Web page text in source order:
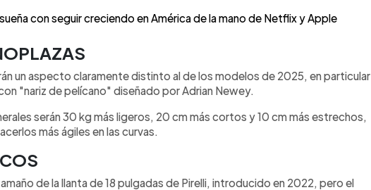
sueña con seguir creciendo en América de la mano de Netflix y Apple
un aspecto claramente distinto al de los modelos de 2025, en particular
"nariz de pelícano" diseñado por Adrian Newey.
serán 30 kg más ligeros, 20 cm más cortos y 10 cm más estrechos,
más ágiles en las curvas.
de la llanta de 18 pulgadas de Pirelli, introducido en 2022, pero el